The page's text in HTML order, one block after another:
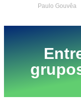
Paulo Gouvêa